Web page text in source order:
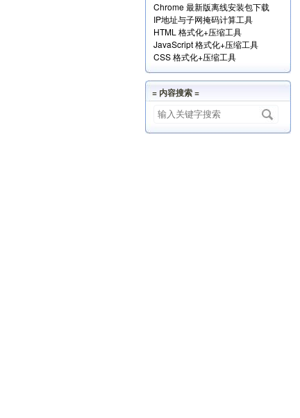
Chrome 最新版离线安装包下载
IP地址与子网掩码计算工具
HTML 格式化+压缩工具
JavaScript 格式化+压缩工具
CSS 格式化+压缩工具
= 内容搜索 =